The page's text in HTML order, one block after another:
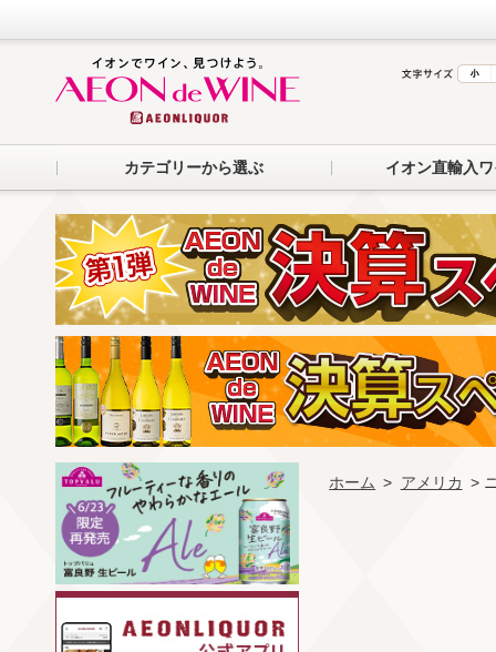
カテゴリーから選ぶ イオン直輸入
ホーム > アメリカ >